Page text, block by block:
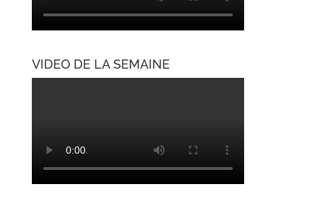
VIDEO DE LA SEMAINE